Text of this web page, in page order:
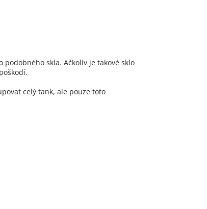
skla. Ačkoliv je takové sklo
celý tank, ale pouze toto